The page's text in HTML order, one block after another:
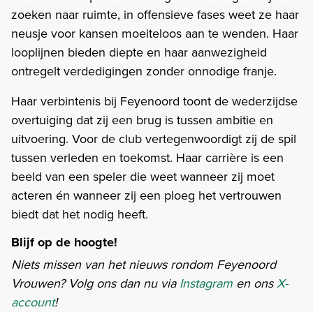
zoeken naar ruimte, in offensieve fases weet ze haar
neusje voor kansen moeiteloos aan te wenden. Haar
looplijnen bieden diepte en haar aanwezigheid
ontregelt verdedigingen zonder onnodige franje.
Haar verbintenis bij Feyenoord toont de wederzijdse
overtuiging dat zij een brug is tussen ambitie en
uitvoering. Voor de club vertegenwoordigt zij de spil
tussen verleden en toekomst. Haar carrière is een
beeld van een speler die weet wanneer zij moet
acteren én wanneer zij een ploeg het vertrouwen
biedt dat het nodig heeft.
Blijf op de hoogte!
Niets missen van het nieuws rondom Feyenoord
Vrouwen? Volg ons dan nu viaInstagram en onsX-
account!